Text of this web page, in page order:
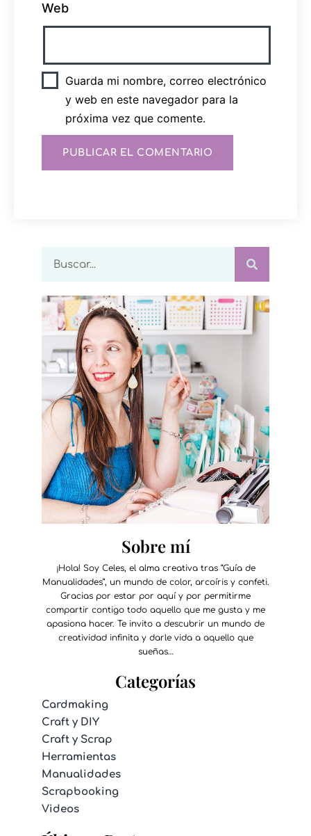
Web
Guarda mi nombre, correo electrónico
y web en este navegador para la
próxima vez que comente.
Sobre mí
¡Hola! Soy Celes, el alma creativa tras “Guía de
Manualidades”, un mundo de color, arcoíris y confeti.
Gracias por estar por aquí y por permitirme
compartir contigo todo aquello que me gusta y me
apasiona hacer. Te invito a descubrir un mundo de
creatividad infinita y darle vida a aquello que
sueñas…
Categorías
Cardmaking
Craft y DIY
Craft y Scrap
Herramientas
Manualidades
Scrapbooking
Videos